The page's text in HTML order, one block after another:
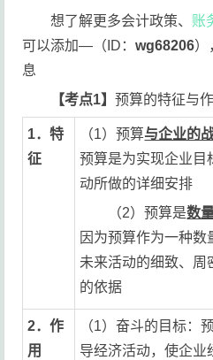
想了解更多会计政策、 账
可以添加—（ID：wg68206）
息
【考点1】预算的特征与
1．特
征
（1）预算与企业的
预算是为实现企业目
动所做的详细安排
（2）预算是数
因为预算作为一种
未来活动的细致、周
的依据
2．作
用
（1）奋斗的目标：
导经济活动，使企业